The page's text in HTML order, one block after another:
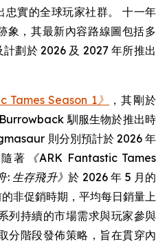
忠實的全球玩家社群。 十一年
象，其最新內容路線圖包括多
劃於 2026 及 2027 年所推出
Tames Season 1》
，其剛於
馴服生物於推出時
則分別預計於 2026 年
著
《ARK Fantastic Tames
: 生存飛升》於 2026 年 5 月的
非促銷時期，平均每日銷量上
列持續的市場需求與玩家參與
分階段發佈策略，旨在貫穿內